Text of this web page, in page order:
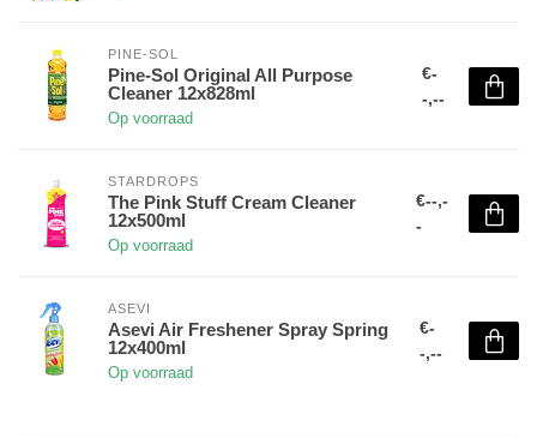
PINE-SOL
Pine-Sol Original All Purpose
Cleaner 12x828ml
Op voorraad
€-
-,--
STARDROPS
The Pink Stuff Cream Cleaner
12x500ml
Op voorraad
€--,-
-
ASEVI
Asevi Air Freshener Spray Spring
12x400ml
Op voorraad
€-
-,--